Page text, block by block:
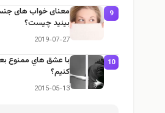
معنای خواب های جنسی رایجی که می
بینید چیست؟
با عشق هاي ممنوع بعد از ازدواج چه
كنيم؟
2015-05-13